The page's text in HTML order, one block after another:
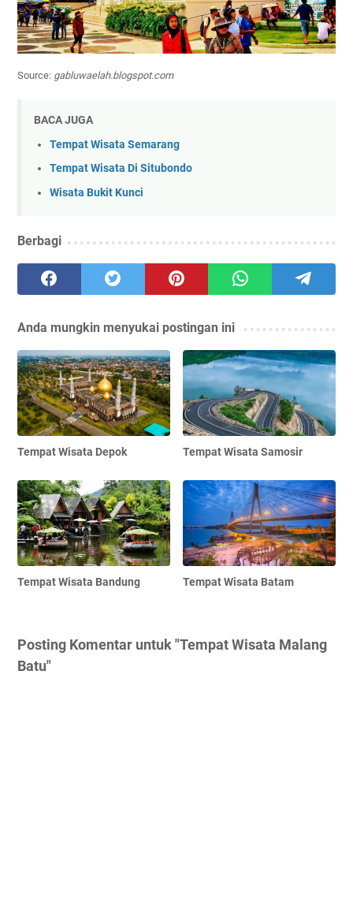
Source: gabluwaelah.blogspot.com
BACA JUGA
Tempat Wisata Semarang
Tempat Wisata Di Situbondo
Wisata Bukit Kunci
Berbagi
Anda mungkin menyukai postingan ini
Tempat Wisata Depok Tempat Wisata Samosir
Tempat Wisata Bandung Tempat Wisata Batam
Posting Komentar untuk "Tempat Wisata Malang
Batu"